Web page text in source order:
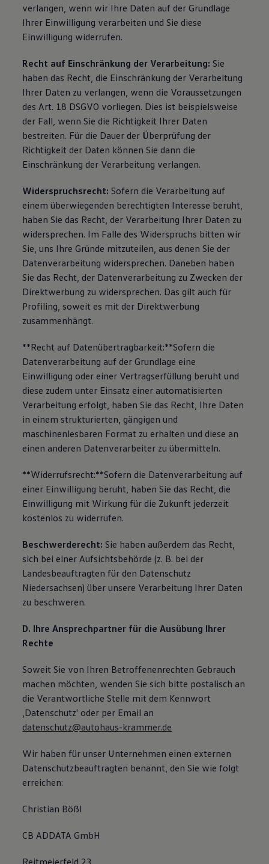
verlangen, wenn wir Ihre Daten auf der Grundlage
Ihrer Einwilligung verarbeiten und Sie diese
Einwilligung widerrufen.
Recht auf Einschränkung der Verarbeitung: Sie
haben das Recht, die Einschränkung der Verarbeitung
Ihrer Daten zu verlangen, wenn die Voraussetzungen
des Art. 18 DSGVO vorliegen. Dies ist beispielsweise
der Fall, wenn Sie die Richtigkeit Ihrer Daten
bestreiten. Für die Dauer der Überprüfung der
Richtigkeit der Daten können Sie dann die
Einschränkung der Verarbeitung verlangen.
Widerspruchsrecht: Sofern die Verarbeitung auf
einem überwiegenden berechtigten Interesse beruht,
haben Sie das Recht, der Verarbeitung Ihrer Daten zu
widersprechen. Im Falle des Widerspruchs bitten wir
Sie, uns Ihre Gründe mitzuteilen, aus denen Sie der
Datenverarbeitung widersprechen. Daneben haben
Sie das Recht, der Datenverarbeitung zu Zwecken der
Direktwerbung zu widersprechen. Das gilt auch für
Profiling, soweit es mit der Direktwerbung
zusammenhängt.
**Recht auf Datenübertragbarkeit:**Sofern die
Datenverarbeitung auf der Grundlage eine
Einwilligung oder einer Vertragserfüllung beruht und
diese zudem unter Einsatz einer automatisierten
Verarbeitung erfolgt, haben Sie das Recht, Ihre Daten
in einem strukturierten, gängigen und
maschinenlesbaren Format zu erhalten und diese an
einen anderen Datenverarbeiter zu übermitteln.
**Widerrufsrecht:**Sofern die Datenverarbeitung auf
einer Einwilligung beruht, haben Sie das Recht, die
Einwilligung mit Wirkung für die Zukunft jederzeit
kostenlos zu widerrufen.
Beschwerderecht: Sie haben außerdem das Recht,
sich bei einer Aufsichtsbehörde (z. B. bei der
Landesbeauftragten für den Datenschutz
Niedersachsen) über unsere Verarbeitung Ihrer Daten
zu beschweren.
D. Ihre Ansprechpartner für die Ausübung Ihrer
Rechte
Soweit Sie von Ihren Betroffenenrechten Gebrauch
machen möchten, wenden Sie sich bitte postalisch an
die Verantwortliche Stelle mit dem Kennwort
‚Datenschutz' oder per Email an
datenschutz@autohaus-krammer.de
Wir haben für unser Unternehmen einen externen
Datenschutzbeauftragten benannt, den Sie wie folgt
erreichen:
Christian Bößl
CB ADDATA GmbH
Reitmeierfeld 23